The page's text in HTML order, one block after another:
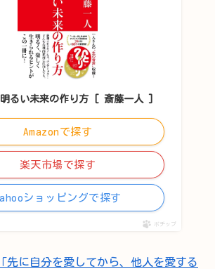
るい未来の作り方 [ 斎藤一人 ]
Amazonで探す
楽天市場で探す
ショッピングで探す
ポチップ
「先に自分を愛してから、他人を愛する